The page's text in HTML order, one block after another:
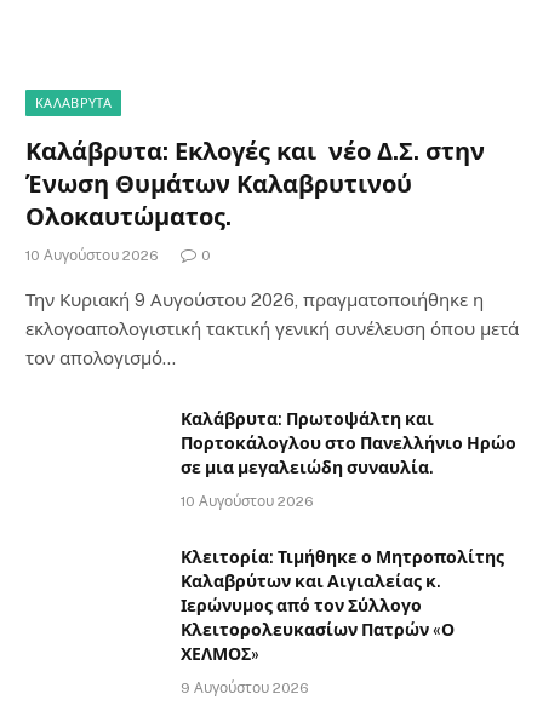
ΚΑΛΆΒΡΥΤΑ
Καλάβρυτα: Εκλογές και νέο Δ.Σ. στην
Ένωση Θυμάτων Καλαβρυτινού
Ολοκαυτώματος.
10 Αυγούστου 2026 0
Την Κυριακή 9 Αυγούστου 2026, πραγματοποιήθηκε η
εκλογοαπολογιστική τακτική γενική συνέλευση όπου μετά
τον απολογισμό…
Καλάβρυτα: Πρωτοψάλτη και
Πορτοκάλογλου στο Πανελλήνιο Ηρώο
σε μια μεγαλειώδη συναυλία.
10 Αυγούστου 2026
Κλειτορία: Τιμήθηκε ο Μητροπολίτης
Καλαβρύτων και Αιγιαλείας κ.
Ιερώνυμος από τον Σύλλογο
Κλειτορολευκασίων Πατρών «Ο
ΧΕΛΜΟΣ»
9 Αυγούστου 2026